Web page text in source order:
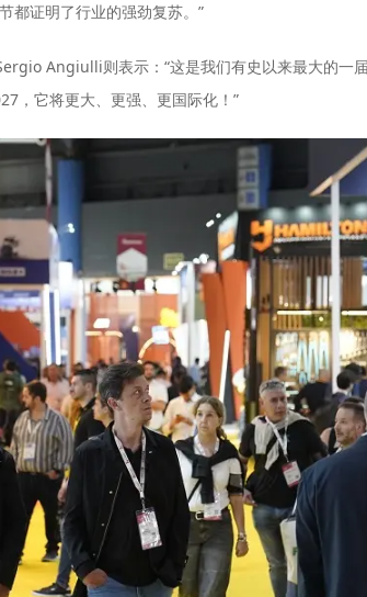
都证明了行业的强劲复苏。”
Angiulli则表示：“这是我们有史以来最大的一
，它将更大、更强、更国际化！”